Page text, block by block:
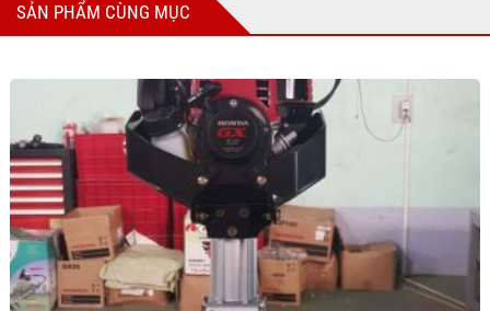
SẢN PHẨM CÙNG MỤC